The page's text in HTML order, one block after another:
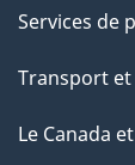
Services de
Transport
Le Canada